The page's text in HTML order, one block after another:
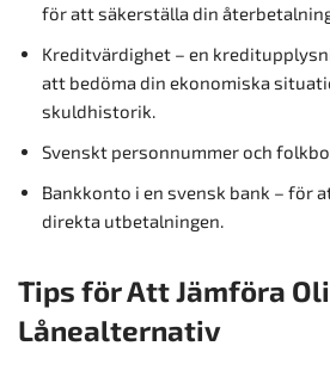
för att säkerställa din
Kreditvärdighet – en
att bedöma din ekonomiska
skuldhistorik.
Svenskt personnummer och
Bankkonto i en svensk bank – för
direkta utbetalningen.
Tips för Att Jämföra
Lånealternativ